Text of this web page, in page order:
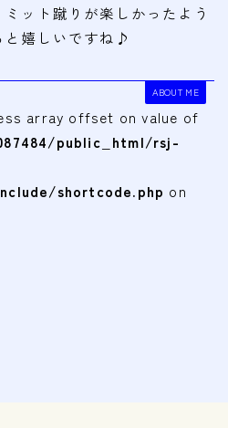
ット蹴りが楽しかったよう
と嬉しいですね♪
ABOUT ME
array offset on value of
public_html/rsj-
shortcode.php on